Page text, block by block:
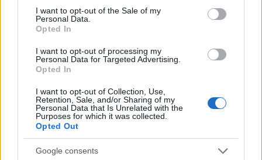
consent section.
I want to opt-out of the Sale of my
Personal Data.
Opted In
I want to opt-out of processing my
Personal Data for Targeted Advertising.
Opted In
I want to opt-out of Collection, Use,
Retention, Sale, and/or Sharing of my
Personal Data that Is Unrelated with the
Purposes for which it was collected.
Opted Out
Google consents
Kit anti-caldo per animali non convenzionali: cosa
avere e come usarlo
Greta Salvati · 7 Ago 2026